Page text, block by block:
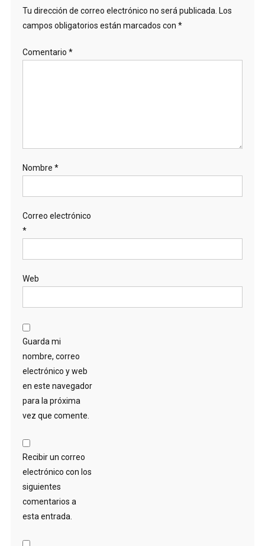
Tu dirección de correo electrónico no será publicada. Los
campos obligatorios están marcados con *
Comentario *
Nombre *
Correo electrónico
*
Web
Guarda mi
nombre, correo
electrónico y web
en este navegador
para la próxima
vez que comente.
Recibir un correo
electrónico con los
siguientes
comentarios a
esta entrada.